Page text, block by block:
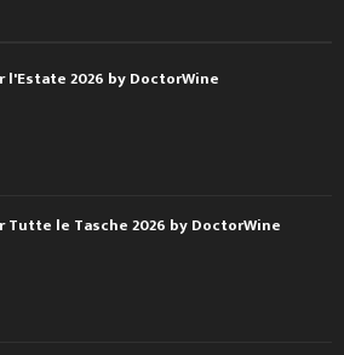
l'Estate 2026 by DoctorWine
Tutte le Tasche 2026 by DoctorWine